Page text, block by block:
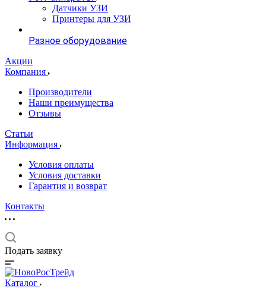
Датчики УЗИ
Принтеры для УЗИ
Разное оборудование
Акции
Компания
Производители
Наши преимущества
Отзывы
Статьи
Информация
Условия оплаты
Условия доставки
Гарантия и возврат
Контакты
Подать заявку
Каталог